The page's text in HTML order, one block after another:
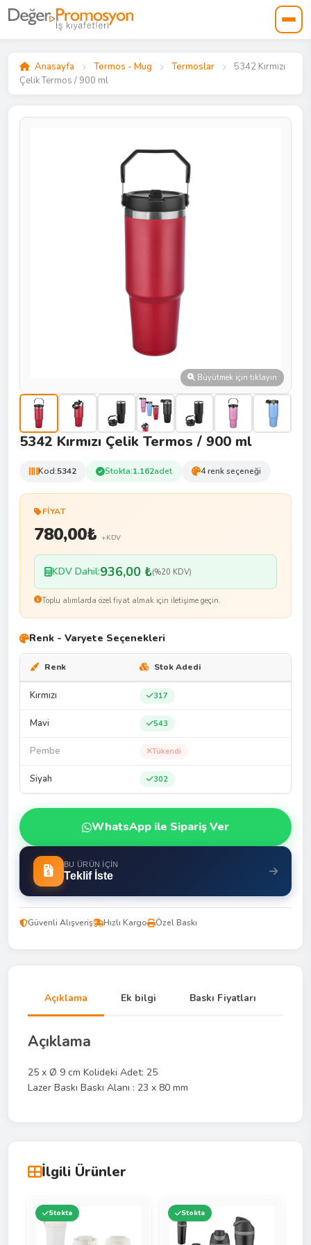
Anasayfa Termos - Mug Termoslar
5342 Kırmızı
Çelik Termos / 900 ml
Büyütmek için tıklayın
5342 Kırmızı Çelik Termos / 900 ml
Kod:5342 Stokta:1.162adet 4 renk seçeneği
FIYAT
780,00₺ +KDV
KDV Dahil:936,00 ₺(%20 KDV)
Toplu alımlarda özel fiyat almak için iletişime geçin.
Renk - Varyete Seçenekleri
Renk Stok Adedi
Kırmızı 317
Mavi 543
Pembe Tükendi
Siyah 302
WhatsApp ile Sipariş Ver
BU ÜRÜN İÇIN
Teklif İste
Güvenli Alışveriş Hızlı Kargo Özel Baskı
Açıklama Ek bilgi Baskı Fiyatları
Açıklama
25 x Ø 9 cm Kolideki Adet: 25
Lazer Baskı Baskı Alanı : 23 x 80 mm
İlgili Ürünler
Stokta Stokta